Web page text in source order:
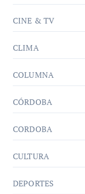
CINE & TV
CLIMA
COLUMNA
CÓRDOBA
CORDOBA
CULTURA
DEPORTES